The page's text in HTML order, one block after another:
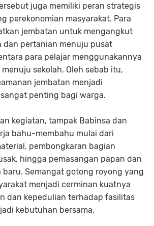
juga memiliki peran strategis
perekonomian masyarakat. Para
jembatan untuk mengangkut
dan pertanian menuju pusat
para pelajar menggunakannya
sekolah. Oleh sebab itu,
jembatan menjadi
penting bagi warga.
kegiatan, tampak Babinsa dan
bahu-membahu mulai dari
pembongkaran bagian
hingga pemasangan papan dan
Semangat gotong royong yang
menjadi cerminan kuatnya
dan kepedulian terhadap fasilitas
kebutuhan bersama.